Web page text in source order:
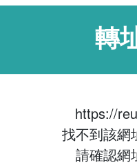
轉
https://
找不到該網
請確認網